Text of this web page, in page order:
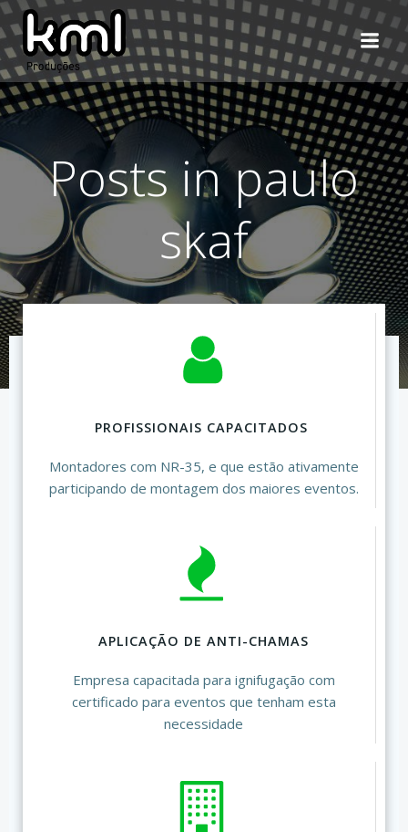
Pular
para
o
conteúdo
Posts in paulo
skaf
PROFISSIONAIS CAPACITADOS
Montadores com NR-35, e que estão ativamente
participando de montagem dos maiores eventos.
APLICAÇÃO DE ANTI-CHAMAS
Empresa capacitada para ignifugação com
certificado para eventos que tenham esta
necessidade